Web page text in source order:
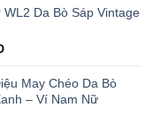
is:
Da Bò Sáp Vintage
Current
is:
399.000 VND.
May Chéo Da Bò
– Ví Nam Nữ